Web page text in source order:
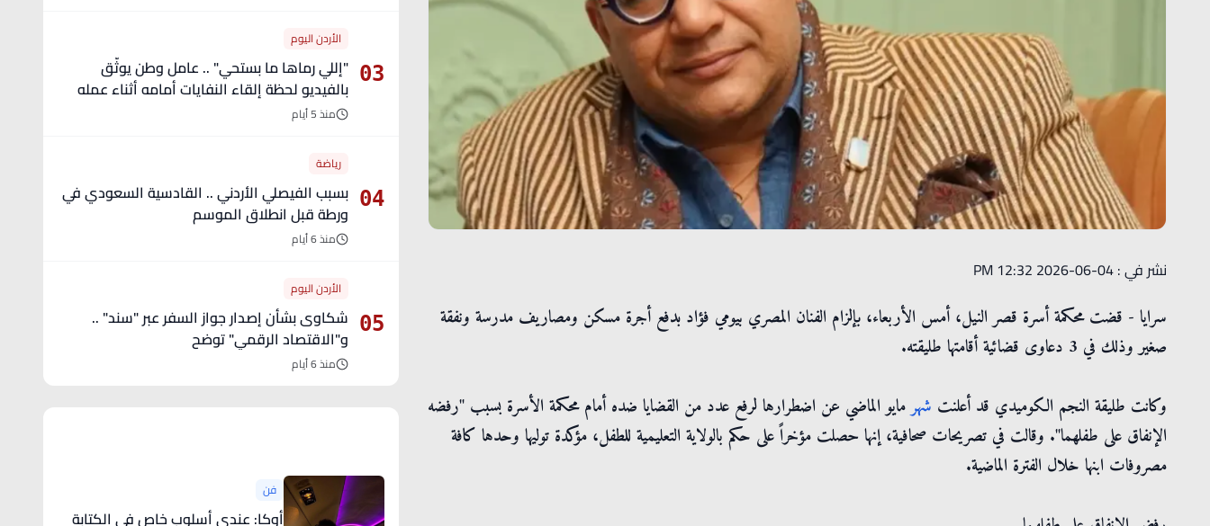
نشر في : 04-06-2026 12:32 PM
سرايا - قضت محكمة أسرة قصر النيل، أمس الأربعاء، بإلزام الفنان المصري بيومي فؤاد بدفع أجرة مسكن ومصاريف مدرسة ونفقة
صغير وذلك في 3 دعاوى قضائية أقامتها طليقته.
وكانت طليقة النجم الكوميدي قد أعلنت شهرمايو الماضي عن اضطرارها لرفع عدد من القضايا ضده أمام محكمة الأسرة بسبب "رفضه
الإنفاق على طفلهما". وقالت في تصريحات صحافية، إنها حصلت مؤخراً على حكم بالولاية التعليمية للطفل، مؤكدة توليها وحدها كافة
مصروفات ابنها خلال الفترة الماضية.
03
الأردن اليوم
"إللي رماها ما بستحي" .. عامل وطن يوثّق
بالفيديو لحظة إلقاء النفايات أمامه أثناء عمله
منذ 5 أيام
04
رياضة
بسبب الفيصلي الأردني .. القادسية السعودي في
ورطة قبل انطلاق الموسم
منذ 6 أيام
05
الأردن اليوم
شكاوى بشأن إصدار جواز السفر عبر "سند" ..
و"الاقتصاد الرقمي" توضح
منذ 6 أيام
فن
أوكا: عندي أسلوب خاص في الكتابة